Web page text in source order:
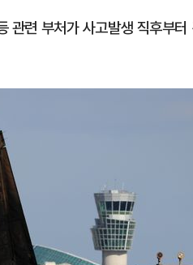
관련 부처가 사고발생 직후부